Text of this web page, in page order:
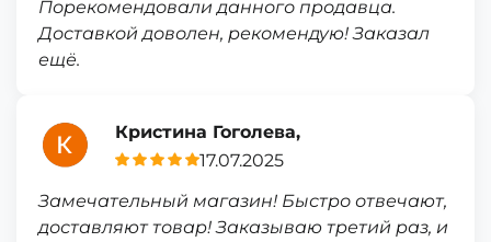
Порекомендовали данного продавца.
Доставкой доволен, рекомендую! Заказал
ещё.
Кристина Гоголева,
17.07.2025
Замечательный магазин! Быстро отвечают,
доставляют товар! Заказываю третий раз, и